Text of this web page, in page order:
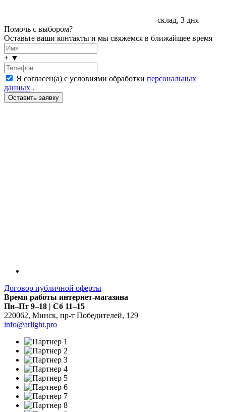
склад, 3 дня
Помочь с выбором?
Оставьте ваши контакты и мы свяжемся в ближайшее время
+ ▼
Я согласен(а) с условиями обработки персональных
данных .
Договор публичной оферты
Время работы интернет-магазина
Пн–Пт 9–18 | Сб 11–15
220062, Минск, пр-т Победителей, 129
info@arlight.pro